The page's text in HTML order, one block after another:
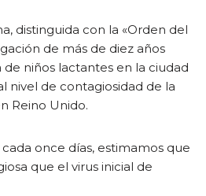
distinguida con la «Orden del
de más de diez años
niños lactantes en la ciudad
nivel de contagiosidad de la
Reino Unido.
cada once días, estimamos que
que el virus inicial de